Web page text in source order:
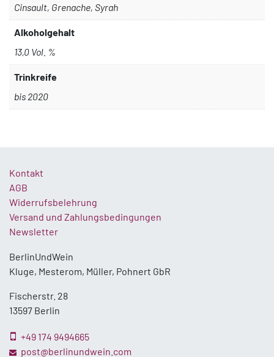
Cinsault, Grenache, Syrah
Alkoholgehalt
13,0 Vol. %
Trinkreife
bis 2020
Kontakt
AGB
Widerrufsbelehrung
Versand und Zahlungsbedingungen
Newsletter
BerlinUndWein
Kluge, Mesterom, Müller, Pohnert GbR
Fischerstr. 28
13597 Berlin
+49 174 9494665
post@berlinundwein.com